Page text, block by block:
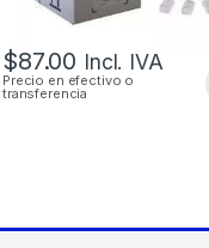
$87.00 Incl. IVA
Precio en efectivo o
transferencia